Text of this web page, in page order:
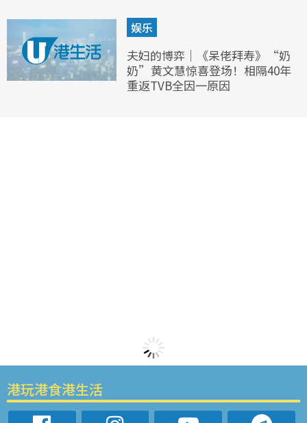
娱乐
夫妇的博弈｜《呆佬拜寿》“奶
奶”黄文慧惊喜登场！相隔40年
重返TVB全因一原因
港玩港食港生活